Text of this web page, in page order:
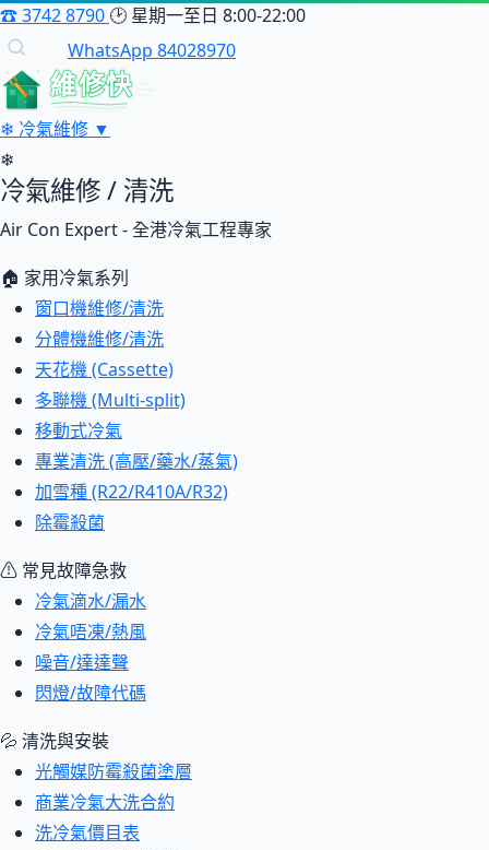
☎3742 8790 🕑 星期一至日 8:00-22:00
WhatsApp 84028970
維修快
❄ 冷氣維修 ▼
❄
冷氣維修 / 清洗
Air Con Expert - 全港冷氣工程專家
🏠 家用冷氣系列
窗口機維修/清洗
分體機維修/清洗
天花機 (Cassette)
多聯機 (Multi-split)
移動式冷氣
專業清洗 (高壓/藥水/蒸氣)
加雪種 (R22/R410A/R32)
除霉殺菌
⚠ 常見故障急救
冷氣滴水/漏水
冷氣唔凍/熱風
噪音/達達聲
閃燈/故障代碼
💦 清洗與安裝
光觸媒防霉殺菌塗層
商業冷氣大洗合約
洗冷氣價目表